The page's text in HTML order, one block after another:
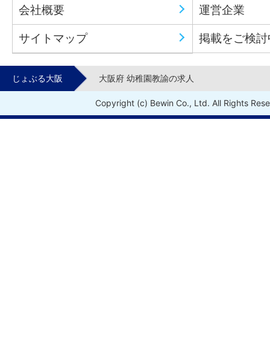
会社概要 運営企業
サイトマップ 掲載をご検
じょぶる大阪 大阪府 幼稚園教諭の求人
Copyright (c) Bewin Co., Ltd. All Rights